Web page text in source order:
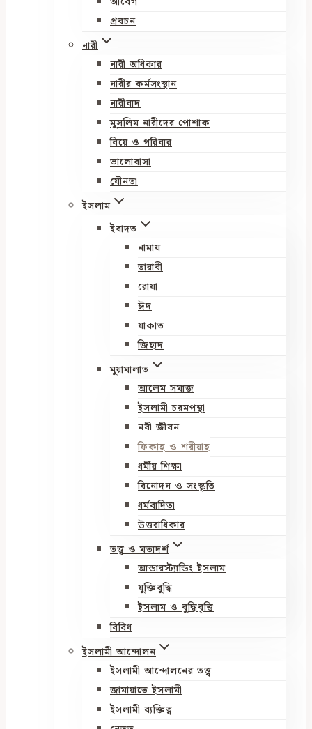
প্রবচন
নারী
নারী অধিকার
নারীর কর্মসংস্থান
নারীবাদ
মুসলিম নারীদের পোশাক
বিয়ে ও পরিবার
ভালোবাসা
যৌনতা
ইসলাম
ইবাদত
নামায
তারাবী
রোযা
ঈদ
যাকাত
জিহাদ
মুয়ামালাত
আলেম সমাজ
ইসলামী চরমপন্থা
নবী জীবন
ফিকাহ ও শরীয়াহ
ধর্মীয় শিক্ষা
বিনোদন ও সংস্কৃতি
ধর্মবাদিতা
উত্তরাধিকার
তত্ত্ব ও মতাদর্শ
আন্ডারস্ট্যান্ডিং ইসলাম
যুক্তিবুদ্ধি
ইসলাম ও বুদ্ধিবৃত্তি
বিবিধ
ইসলামী আন্দোলন
ইসলামী আন্দোলনের তত্ত্ব
জামায়াতে ইসলামী
ইসলামী ব্যক্তিত্ব